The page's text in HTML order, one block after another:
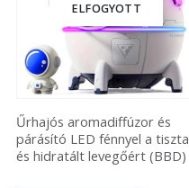
ELFOGYOTT
Űrhajós aromadiffúzor és
párásító LED fénnyel a tiszta
és hidratált levegőért (BBD)